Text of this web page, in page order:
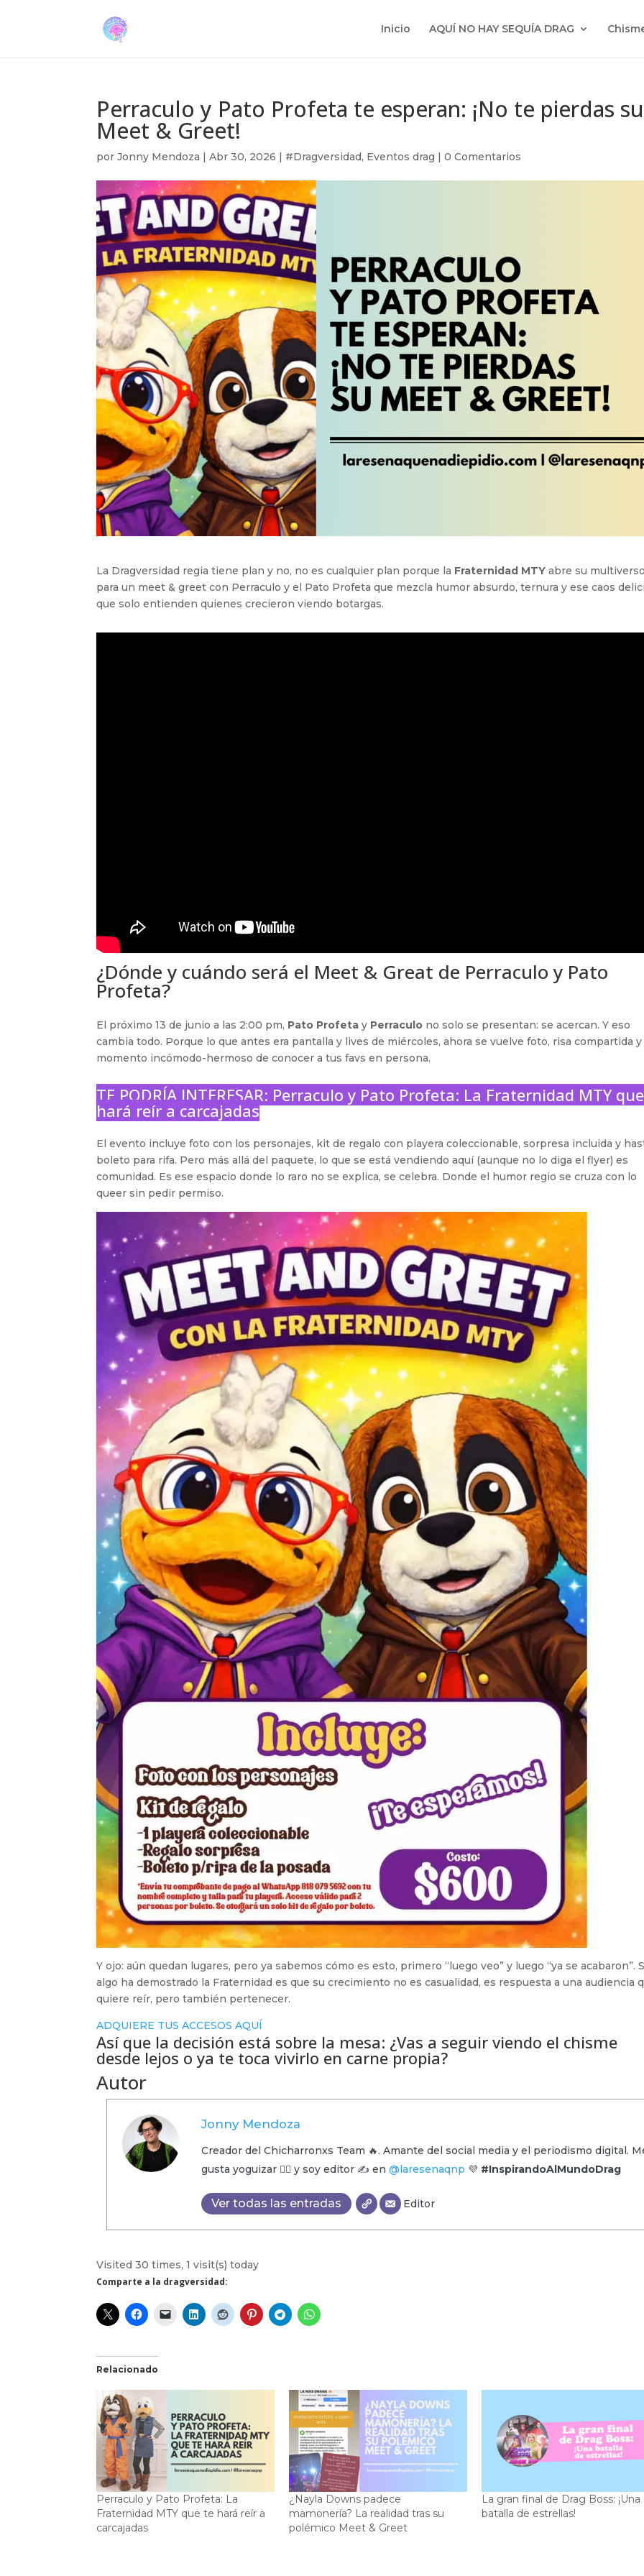
Inicio AQUÍ NO HAY SEQUÍA DRAG
Perraculo y Pato Profeta te esperan: ¡No te pierdas su
Meet & Greet!
porJonny Mendoza |Abr 30, 2026 | #Dragversidad, Eventos drag |0 Comentarios
La Dragversidad regia tiene plan y no, no es cualquier plan porque la Fraternidad MTY abre su multiverso
para un meet & greet con Perraculo y el Pato Profeta que mezcla humor absurdo, ternura y ese caos
que solo entienden quienes crecieron viendo botargas.
¿Dónde y cuándo será el Meet & Great de Perraculo y Pato
Profeta?
El próximo 13 de junio a las 2:00 pm, Pato Profeta y Perraculo no solo se presentan: se acercan. Y eso
cambia todo. Porque lo que antes era pantalla y lives de miércoles, ahora se vuelve foto, risa compartida y
momento incómodo-hermoso de conocer a tus favs en persona.
TE PODRÍA INTERESAR: Perraculo y Pato Profeta: La Fraternidad MTY
hará reír a carcajadas
El evento incluye foto con los personajes, kit de regalo con playera coleccionable, sorpresa incluida y
boleto para rifa. Pero más allá del paquete, lo que se está vendiendo aquí (aunque no lo diga el flyer) es
comunidad. Es ese espacio donde lo raro no se explica, se celebra. Donde el humor regio se cruza con lo
queer sin pedir permiso.
Y ojo: aún quedan lugares, pero ya sabemos cómo es esto, primero “luego veo” y luego “ya se acabaron”.
algo ha demostrado la Fraternidad es que su crecimiento no es casualidad, es respuesta a una audiencia
quiere reír, pero también pertenecer.
ADQUIERE TUS ACCESOS AQUÍ
Así que la decisión está sobre la mesa: ¿Vas a seguir viendo el chisme
desde lejos o ya te toca vivirlo en carne propia?
Autor
Jonny Mendoza
Creador del Chicharronxs Team 🔥. Amante del social media y el periodismo digital.
gusta yoguizar 🧘‍♂️ y soy editor ✍️ en@laresenaqnp 💜 #InspirandoAlMundoDrag
Ver todas las entradas Editor
Visited 30 times, 1 visit(s) today
Comparte a la dragversidad:
Relacionado
Perraculo y Pato Profeta: La
Fraternidad MTY que te hará reír a
carcajadas
¿Nayla Downs padece
mamonería? La realidad tras su
polémico Meet & Greet
La gran final de Drag Boss: ¡Una
batalla de estrellas!